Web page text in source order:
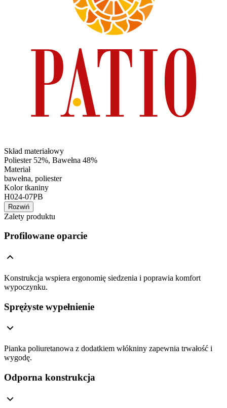
Skład materiałowy
Poliester 52%, Bawełna 48%
Materiał
bawełna, poliester
Kolor tkaniny
H024-07PB
Rozwiń
Zalety produktu
Profilowane oparcie
Konstrukcja wspiera ergonomię siedzenia i poprawia komfort
wypoczynku.
Sprężyste wypełnienie
Pianka poliuretanowa z dodatkiem włókniny zapewnia trwałość i
wygodę.
Odporna konstrukcja